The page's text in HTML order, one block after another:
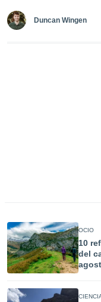
así como
perfil
cookies
Duncan Wingen
OCIO
10
del